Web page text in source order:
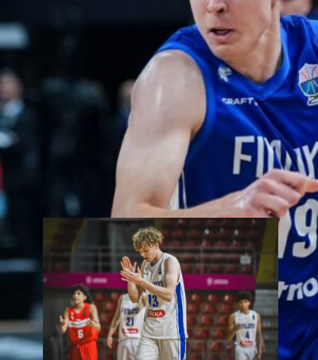
WNBA:ssa Dallas Wings kärsi
tappion, kun Golden State
Valkyries oli parempi
loppulukemin 94-76 (44-36).
Awak Kuier tilastoi vaihdoissa
yhdeksässä ja puolessa
minuutissa neljä pistettä, yhden
levypallon ja kaksi torjuntaa.